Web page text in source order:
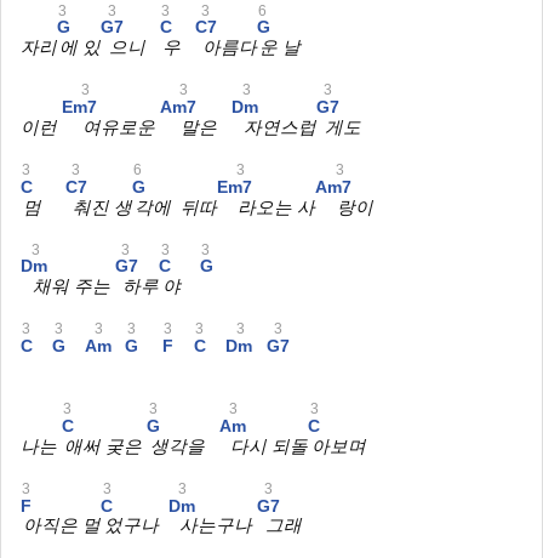
자리
G
3
에 있
G7
3
으니
C
3
우
C7
3
아름다
G
6
운 날
이런
Em7
3
여유로운
Am7
3
말은
Dm
3
자연스럽
G7
3
게도
C
3
멈
C7
3
춰진 생
G
6
각에 뒤따
Em7
3
라오는 사
Am7
3
랑이
Dm
3
채워 주는
G7
3
하루
C
3
야
G
3
C
3
G
3
Am
3
G
3
F
3
C
3
Dm
3
G7
3
나는
C
3
애써 궂은
G
3
생각을
Am
3
다시 되돌
C
3
아보며
F
3
아직은 멀
C
3
었구나
Dm
3
사는구나
G7
3
그래